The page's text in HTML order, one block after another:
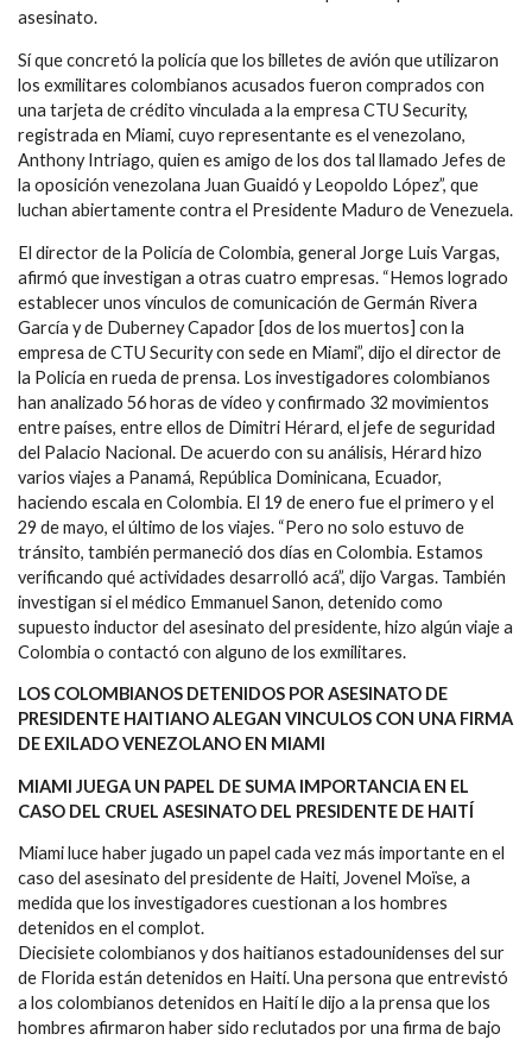
asesinato.
Sí que concretó la policía que los billetes de avión que utilizaron
los exmilitares colombianos acusados fueron comprados con
una tarjeta de crédito vinculada a la empresa CTU Security,
registrada en Miami, cuyo representante es el venezolano,
Anthony Intriago, quien es amigo de los dos tal llamado Jefes de
la oposición venezolana Juan Guaidó y Leopoldo López”, que
luchan abiertamente contra el Presidente Maduro de Venezuela.
El director de la Policía de Colombia, general Jorge Luis Vargas,
afirmó que investigan a otras cuatro empresas. “Hemos logrado
establecer unos vínculos de comunicación de Germán Rivera
García y de Duberney Capador [dos de los muertos] con la
empresa de CTU Security con sede en Miami”, dijo el director de
la Policía en rueda de prensa. Los investigadores colombianos
han analizado 56 horas de vídeo y confirmado 32 movimientos
entre países, entre ellos de Dimitri Hérard, el jefe de seguridad
del Palacio Nacional. De acuerdo con su análisis, Hérard hizo
varios viajes a Panamá, República Dominicana, Ecuador,
haciendo escala en Colombia. El 19 de enero fue el primero y el
29 de mayo, el último de los viajes. “Pero no solo estuvo de
tránsito, también permaneció dos días en Colombia. Estamos
verificando qué actividades desarrolló acá”, dijo Vargas. También
investigan si el médico Emmanuel Sanon, detenido como
supuesto inductor del asesinato del presidente, hizo algún viaje a
Colombia o contactó con alguno de los exmilitares.
LOS COLOMBIANOS DETENIDOS POR ASESINATO DE
PRESIDENTE HAITIANO ALEGAN VINCULOS CON UNA FIRMA
DE EXILADO VENEZOLANO EN MIAMI
MIAMI JUEGA UN PAPEL DE SUMA IMPORTANCIA EN EL
CASO DEL CRUEL ASESINATO DEL PRESIDENTE DE HAITÍ
Miami luce haber jugado un papel cada vez más importante en el
caso del asesinato del presidente de Haiti, Jovenel Moïse, a
medida que los investigadores cuestionan a los hombres
detenidos en el complot.
Diecisiete colombianos y dos haitianos estadounidenses del sur
de Florida están detenidos en Haití. Una persona que entrevistó
a los colombianos detenidos en Haití le dijo a la prensa que los
hombres afirmaron haber sido reclutados por una firma de bajo